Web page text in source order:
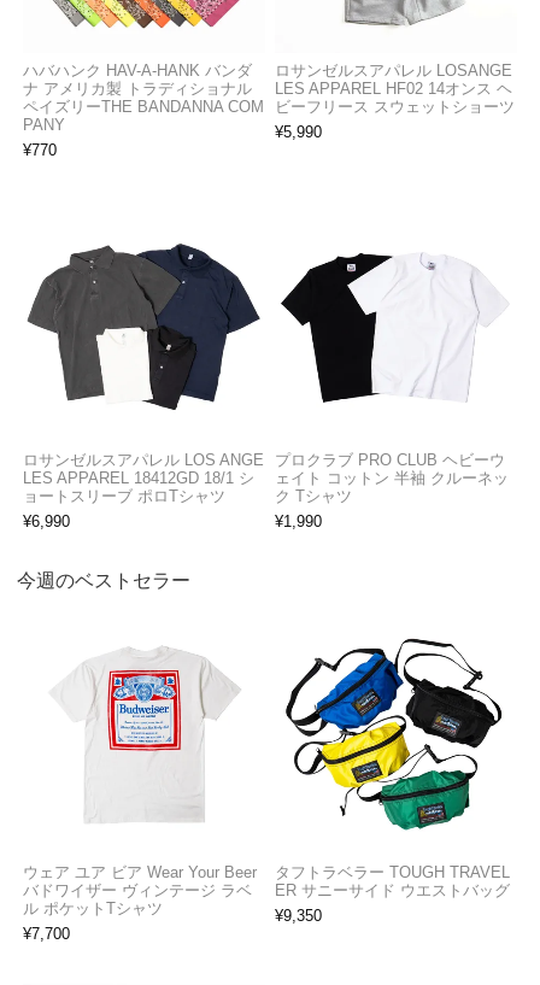
ハバハンク HAV-A-HANK バンダ
ナ アメリカ製 トラディショナル
ペイズリーTHE BANDANNA COM
PANY
¥770
ロサンゼルスアパレル LOSANGE
LES APPAREL HF02 14オンス ヘ
ビーフリース スウェットショーツ
¥5,990
ロサンゼルスアパレル LOS ANGE
LES APPAREL 18412GD 18/1 シ
ョートスリーブ ポロTシャツ
¥6,990
プロクラブ PRO CLUB ヘビーウ
ェイト コットン 半袖 クルーネッ
ク Tシャツ
¥1,990
今週のベストセラー
ウェア ユア ビア Wear Your Beer
バドワイザー ヴィンテージ ラベ
ル ポケットTシャツ
¥7,700
タフトラベラー TOUGH TRAVEL
ER サニーサイド ウエストバッグ
¥9,350